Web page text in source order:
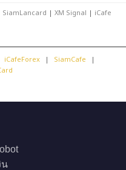
SiamLancard | XM Signal | iCafe
iCafeForex | SiamCafe
|
น